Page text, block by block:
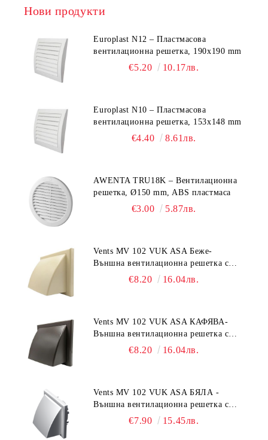
Нови продукти
Europlast N12 – Пластмасова
вентилационна решетка, 190x190 mm
€5.20 10.17лв.
Europlast N10 – Пластмасова
вентилационна решетка, 153x148 mm
€4.40 8.61лв.
AWENTA TRU18K – Вентилационна
решетка, Ø150 mm, ABS пластмаса
€3.00 5.87лв.
Vents MV 102 VUK ASA Беже-
Външна вентилационна решетка с
гравитачна клапа Ø 100, Ø 125,
€8.20 16.04лв.
Vents MV 102 VUK ASA КАФЯВА-
Външна вентилационна решетка с
гравитачна клапа Ø 100, Ø 125,
€8.20 16.04лв.
Vents MV 102 VUK ASA БЯЛА -
Външна вентилационна решетка с
гравитачна клапа Ø 100, Ø 125,
€7.90 15.45лв.